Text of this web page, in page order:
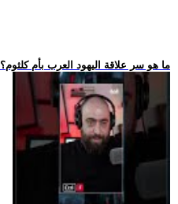
.. ما هو سر علاقة اليهود العرب بأم كلثوم؟